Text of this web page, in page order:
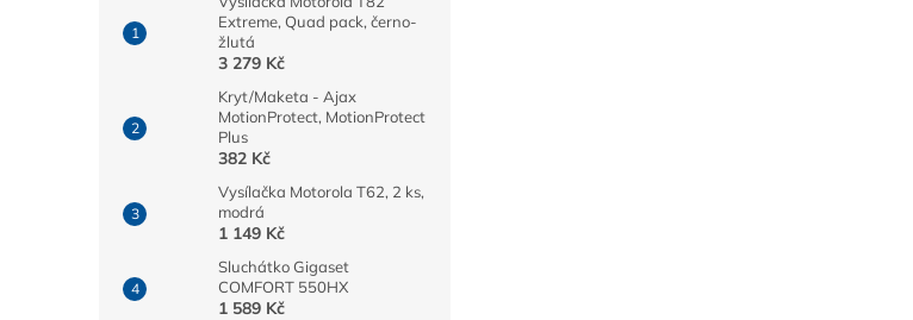
Extreme, Quad pack, černo-
žlutá
3 279 Kč
Kryt/Maketa - Ajax
MotionProtect, MotionProtect
Plus
382 Kč
Vysílačka Motorola T62, 2 ks,
modrá
1 149 Kč
Sluchátko Gigaset
COMFORT 550HX
1 589 Kč